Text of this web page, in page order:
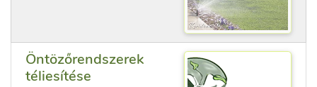
Öntözőrendszerek
téliesítése